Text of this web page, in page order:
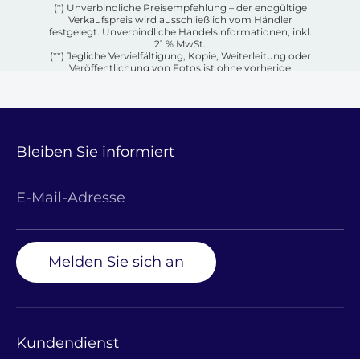
(*) Unverbindliche Preisempfehlung – der endgültige
Verkaufspreis wird ausschließlich vom Händler
festgelegt. Unverbindliche Handelsinformationen, inkl.
21 % MwSt.
(**) Jegliche Vervielfältigung, Kopie, Weiterleitung oder
Veröffentlichung von Fotos ist ohne vorherige
Bleiben Sie informiert
E-Mail-Adresse
Melden Sie sich an
Kundendienst